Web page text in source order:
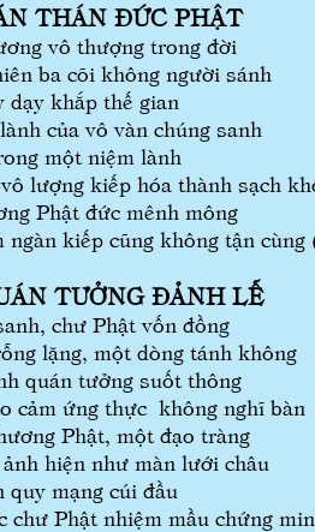
THÁN ĐỨC PHẬT
vô thượng trong đời
ba cõi không người sánh
dạy khắp thế gian
của vô vàn chúng sanh
một niệm lành
lượng kiếp hóa thành sạch
Phật đức mênh mông
ngàn kiếp cũng
TƯỞNG ĐẢNH LỄ
chư Phật vốn đồng
rỗng lặng, một
quán tưởng suốt thông
cảm ứng thực không nghĩ bàn
Phật, một đạo tràng
hiện như màn lưới châu
quy mạng cúi đầu
chư Phật nhiệm